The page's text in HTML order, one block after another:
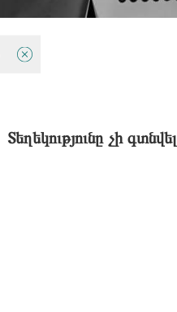
Տեղեկությունը չի գտնվել